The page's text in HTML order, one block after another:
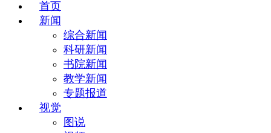
首页
新闻
综合新闻
科研新闻
书院新闻
教学新闻
专题报道
视觉
图说